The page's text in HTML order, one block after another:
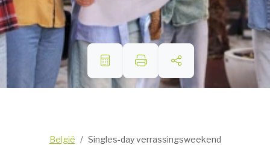
België Singles-day verrassingsweekend